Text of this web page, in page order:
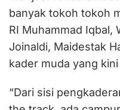
banyak tokoh tokoh
RI Muhammad Iqbal,
Joinaldi, Maidestak
kader muda yang
“Dari sisi